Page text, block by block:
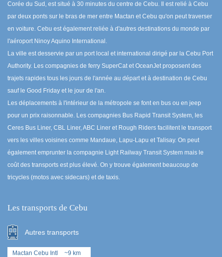
Corée du Sud, est situé à 30 minutes du centre de Cebu. Il est relié à Cebu
par deux ponts sur le bras de mer entre Mactan et Cebu qu'on peut traverser
en voiture. Cebu est également reliée à d'autres destinations du monde par
l'aéroport Ninoy Aquino International.
La ville est desservie par un port local et international dirigé par la Cebu Port
Authority. Les compagnies de ferry SuperCat et OceanJet proposent des
trajets rapides tous les jours de l'année au départ et à destination de Cebu
sauf le Good Friday et le jour de l'an.
Les déplacements à l'intérieur de la métropole se font en bus ou en jeep
pour un prix raisonnable. Les compagnies Bus Rapid Transit System, les
Ceres Bus Liner, CBL Liner, ABC Liner et Rough Riders facilitent le transport
vers les villes voisines comme Mandaue, Lapu-Lapu et Talisay. On peut
également emprunter la compagnie Light Railway Transit System mais le
coût des transports est plus élevé. On y trouve également beaucoup de
tricycles (motos avec sidecars) et de taxis.
Les transports de Cebu
Autres transports
Mactan Cebu Intl ~9 km